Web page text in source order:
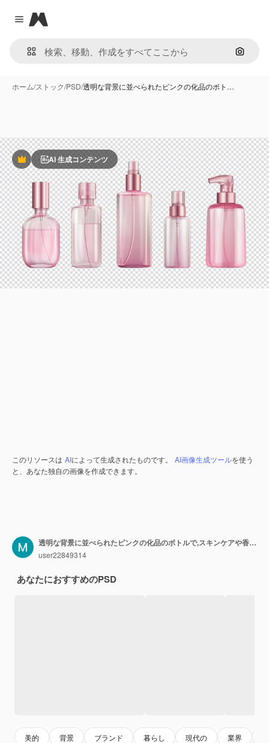
Close menu
Magnific
画像で
ホーム/ストック/PSD/透明な背景に並べられたピンクの化品のボト…
PremiumAI 生成コンテンツ
このリソースは AIによって生成されたものです。 AI画像生成ツールを使う
と、あなた独自の画像を作成できます。
透明な背景に並べられたピンクの化品のボトルで,スキンケアや香水用の美容品を強調しています.
user22849314
あなたにおすすめのPSD
美的 背景 ブランド 暮らし 現代の 業界